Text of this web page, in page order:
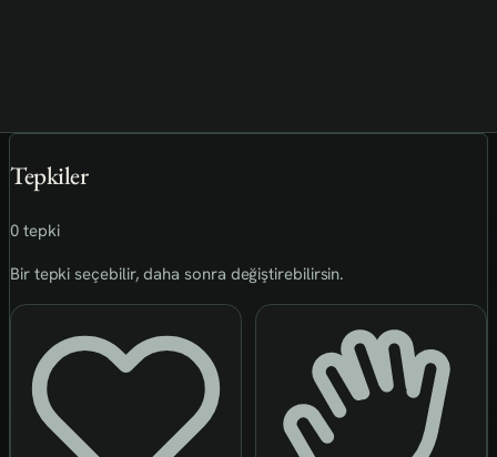
Tepkiler
0 tepki
Bir tepki seçebilir, daha sonra değiştirebilirsin.